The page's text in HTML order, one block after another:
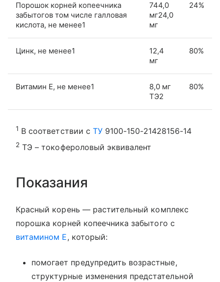
Порошок корней копеечника
забытогов том числе галловая
кислота, не менее1
744,0
мг24,0
мг
24%
Цинк, не менее1
12,4
мг
80%
Витамин E, не менее1
8,0 мг
ТЭ2
80%
1 В соответствии с ТУ 9100-150-21428156-14
2 ТЭ – токофероловый эквивалент
Показания
Красный корень — растительный комплекс
порошка корней копеечника забытого с
витамином Е, который:
помогает предупредить возрастные,
структурные изменения предстательной